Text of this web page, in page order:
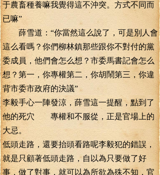
于農畜種養嘛我覺得這不沖突。方式不同而
已嘛”
薛雪道：“你當然這么說了，可是別人會
這么看嗎？你們柳林鎮那些跟你不對付的黨
委成員，他們會怎么想？市委馬書記會怎么
想？第一，你專權第二，你胡鬧第三，你違
背市委市政府的決議”
李毅手心一陣發涼，薛雪這一提醒，點到了
他的死穴 專權和不服從，正是官場上的
大忌。
低頭走路，還要抬頭看路呢李毅犯的錯誤，
就是只顧著低頭走路，自以為只要做了好
事，做了對事，就可以為所欲為殊不知，官